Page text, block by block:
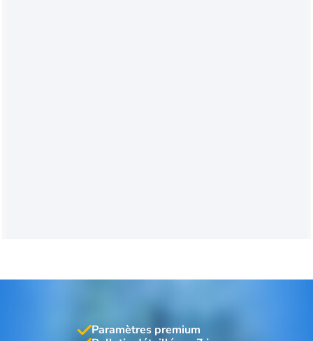
Paramètres premium